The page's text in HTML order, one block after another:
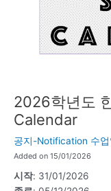
2026학년도
Calendar
공지-Notification 수
Added on 15/01/2026
시작: 31/01/2026